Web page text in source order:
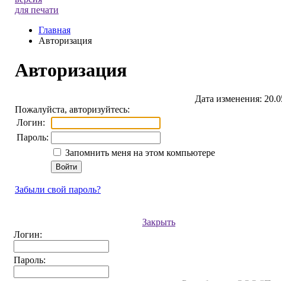
для печати
Главная
Авторизация
Авторизация
Дата изменения:
Пожалуйста, авторизуйтесь:
Логин:
Пароль:
Запомнить меня на этом компьютере
Забыли свой пароль?
Закрыть
Логин:
Пароль: